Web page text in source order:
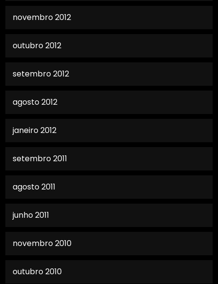
novembro 2012
outubro 2012
setembro 2012
agosto 2012
janeiro 2012
setembro 2011
agosto 2011
junho 2011
novembro 2010
outubro 2010